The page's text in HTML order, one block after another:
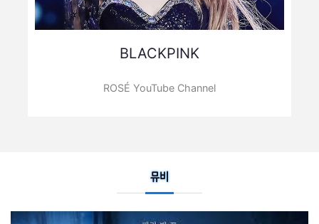
BLACKPINK
ROSÉ YouTube Channel
뮤비